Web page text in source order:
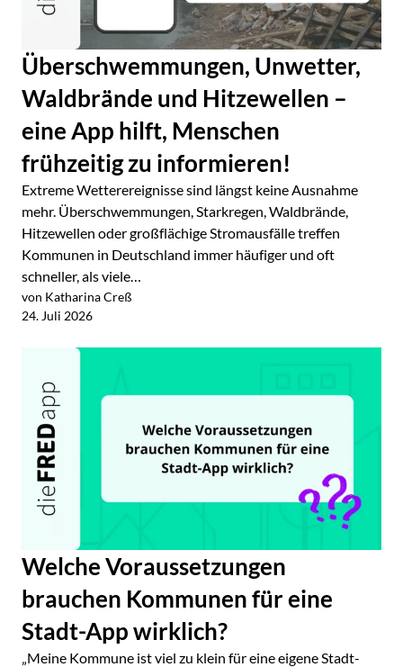
Überschwemmungen, Unwetter,
Waldbrände und Hitzewellen –
eine App hilft, Menschen
frühzeitig zu informieren!
Extreme Wetterereignisse sind längst keine Ausnahme
mehr. Überschwemmungen, Starkregen, Waldbrände,
Hitzewellen oder großflächige Stromausfälle treffen
Kommunen in Deutschland immer häufiger und oft
schneller, als viele…
von Katharina Creß
24. Juli 2026
Welche Voraussetzungen
brauchen Kommunen für eine
Stadt-App wirklich?
„Meine Kommune ist viel zu klein für eine eigene Stadt-